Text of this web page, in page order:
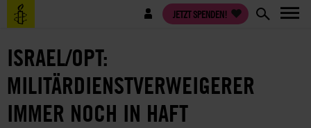
Direkt
zum
Benutzermenü JETZT SPENDEN!
ISRAEL/OPT:
MILITÄRDIENSTVERWEIGERER
IMMER NOCH IN HAFT